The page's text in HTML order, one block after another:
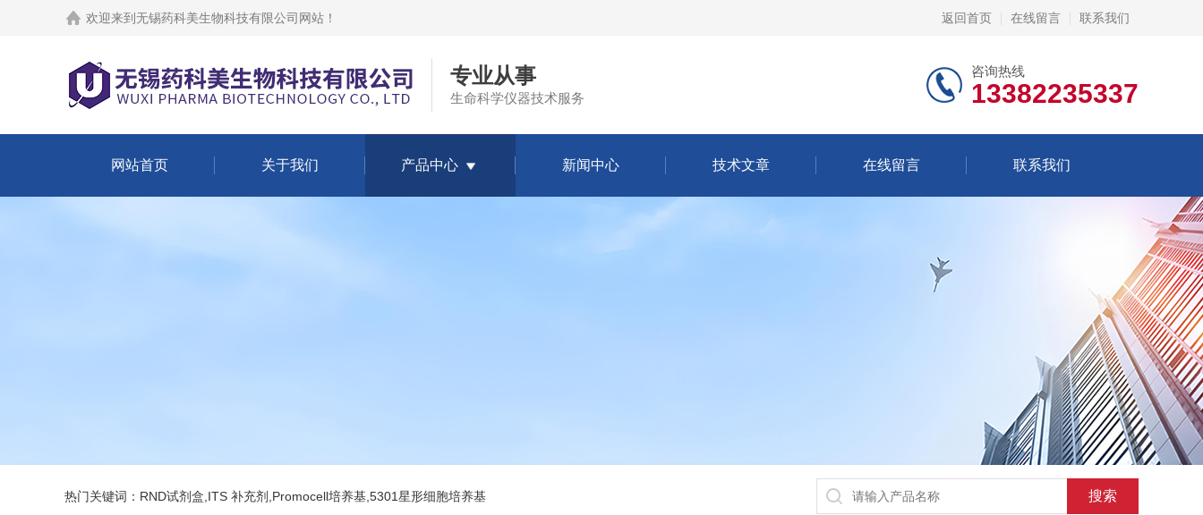
欢迎来到 无锡药科美生物科技有限公司网站 ！ 返回首页 在线留言 联系我们
专业从事
生命科学仪器技术服务
咨询热线
13382235337
网站首页 关于我们 产品中心 新闻中心 技术文章 在线留言 联系我们
热门关键词：RND试剂盒,ITS 补充剂,Promocell培养基,5301星形细胞培养基